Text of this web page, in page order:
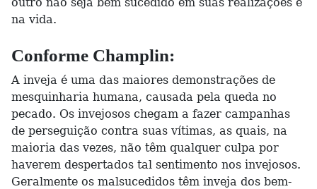
na vida.
Conforme Champlin:
A inveja é uma das maiores demonstrações de
mesquinharia humana, causada pela queda no
pecado. Os invejosos chegam a fazer campanhas
de perseguição contra suas vítimas, as quais, na
maioria das vezes, não têm qualquer culpa por
haverem despertados tal sentimento nos invejosos.
Geralmente os malsucedidos têm inveja dos bem-